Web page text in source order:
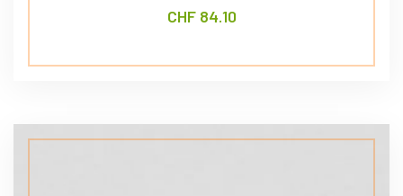
CHF84.10